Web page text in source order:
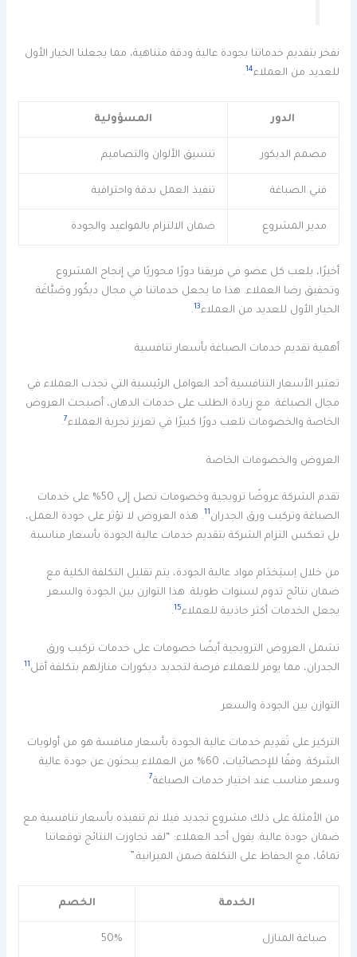
نفخر بتقديم خدماتنا بجودة عالية ودقة متناهية، مما يجعلنا الخيار الأول
للعديد من العملاء14
.
الدور المسؤولية
مصمم الديكور تنسيق الألوان والتصاميم
فني الصباغة تنفيذ العمل بدقة واحترافية
مدير المشروع ضمان الالتزام بالمواعيد والجودة
أخيرًا، يلعب كل عضو في فريقنا دورًا محوريًا في إنجاح المشروع
وتحقيق رضا العملاء. هذا ما يجعل خدماتنا في مجال ديكُور وصَبَّاغَة
الخيار الأول للعديد من العملاء13
.
أهمية تقديم خدمات الصباغة بأسعار تنافسية
تعتبر الأسعار التنافسية أحد العوامل الرئيسية التي تجذب العملاء في
مجال الصباغة. مع زيادة الطلب على خدمات الدهان، أصبحت العروض
الخاصة والخصومات تلعب دورًا كبيرًا في تعزيز تجربة العملاء7
.
العروض والخصومات الخاصة
تقدم الشركة عروضًا ترويجية وخصومات تصل إلى 50% على خدمات
الصباغة وتركيب ورق الجدران11. هذه العروض لا تؤثر على جودة العمل،
بل تعكس التزام الشركة بتقديم خدمات عالية الجودة بأسعار مناسبة.
من خلال اِستِخدَام مواد عالية الجودة، يتم تقليل التكلفة الكلية مع
ضمان نتائج تدوم لسنوات طويلة. هذا التوازن بين الجودة والسعر
يجعل الخدمات أكثر جاذبية للعملاء15
.
تشمل العروض الترويجية أيضًا خصومات على خدمات تركيب ورق
الجدران، مما يوفر للعملاء فرصة لتجديد ديكورات منازلهم بتكلفة أقل11
.
التوازن بين الجودة والسعر
التركيز على تَقدِيم خدمات عالية الجودة بأسعار منافسة هو من أولويات
الشركة. وفقًا للإحصائيات، 60% من العملاء يبحثون عن جودة عالية
وسعر مناسب عند اختيار خدمات الصباغة7
.
من الأمثلة على ذلك مشروع تجديد فيلا تم تنفيذه بأسعار تنافسية مع
ضمان جودة عالية. يقول أحد العملاء: “لقد تجاوزت النتائج توقعاتنا
تمامًا، مع الحفاظ على التكلفة ضمن الميزانية.”
الخدمة الخصم
صباغة المنازل 50%